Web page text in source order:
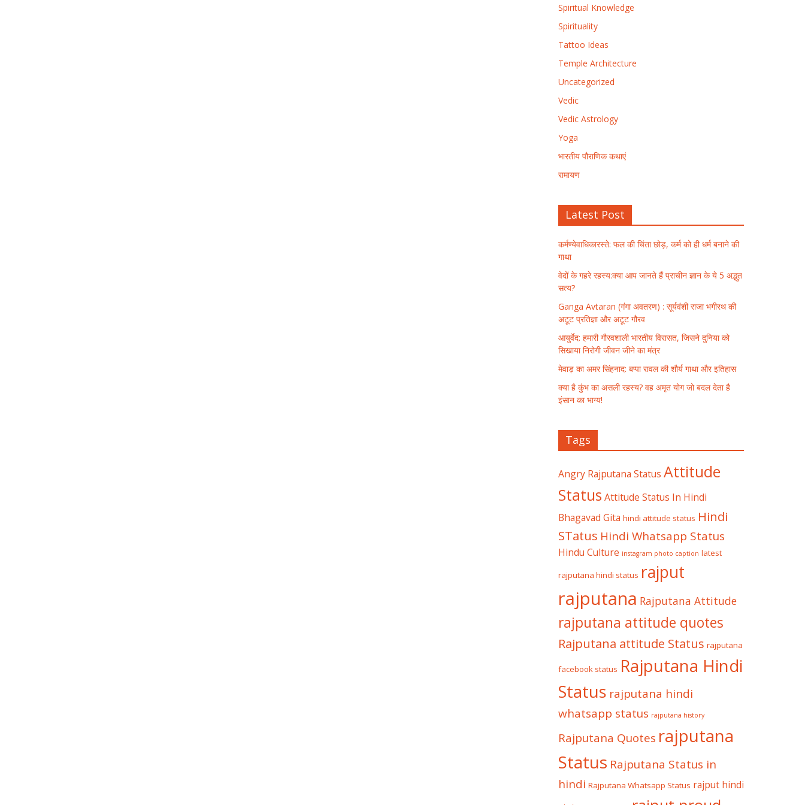
Spiritual Knowledge
Spirituality
Tattoo Ideas
Temple Architecture
Uncategorized
Vedic
Vedic Astrology
Yoga
भारतीय पौराणिक कथाएं
रामायण
Latest Post
कर्मण्येवाधिकारस्ते: फल की चिंता छोड़, कर्म को ही धर्म बनाने की
गाथा
वेदों के गहरे रहस्य:क्या आप जानते हैं प्राचीन ज्ञान के ये 5 अद्भुत
सत्य?
Ganga Avtaran (गंगा अवतरण) : सूर्यवंशी राजा भगीरथ की
अटूट प्रतिज्ञा और अटूट गौरव
आयुर्वेद: हमारी गौरवशाली भारतीय विरासत, जिसने दुनिया को
सिखाया निरोगी जीवन जीने का मंत्र
मेवाड़ का अमर सिंहनाद: बप्पा रावल की शौर्य गाथा और इतिहास
क्या है कुंभ का असली रहस्य? वह अमृत योग जो बदल देता है
इंसान का भाग्य!
Tags
Angry Rajputana Status Attitude
Status Attitude Status In Hindi
Bhagavad Gita hindi attitude status Hindi
STatus Hindi Whatsapp Status
Hindu Culture instagram photo caption latest
rajputana hindi status rajput
rajputana Rajputana Attitude
rajputana attitude quotes
Rajputana attitude Status rajputana
facebook status Rajputana Hindi
Status rajputana hindi
whatsapp status rajputana history
Rajputana Quotes rajputana
Status Rajputana Status in
hindi Rajputana Whatsapp Status rajput hindi